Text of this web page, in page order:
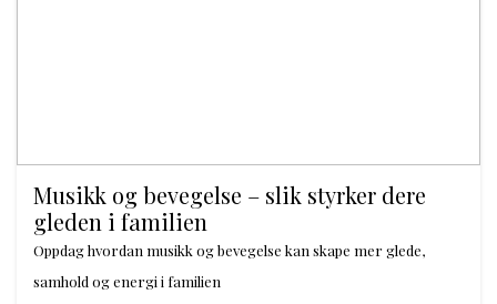
Musikk og bevegelse – slik styrker dere
gleden i familien
Oppdag hvordan musikk og bevegelse kan skape mer glede,
samhold og energi i familien